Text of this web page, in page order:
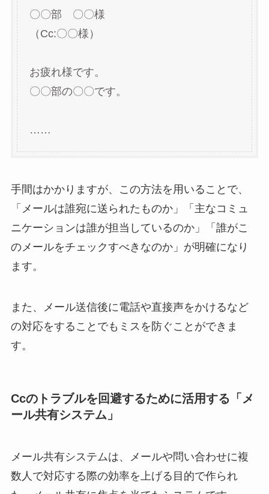
〇〇部 〇〇様
（Cc:〇〇様）
お疲れ様です。
〇〇部の〇〇です。
……
手間はかかりますが、この方法を用いることで、
「メールは誰宛に送られたものか」「主なコミュ
ニケーションは誰が担当しているのか」「誰がこ
のメールをチェックすべきなのか」が明確になり
ます。
また、メール送信後に電話や直接声をかけるなど
の対応をすることでもミスを防ぐことができま
す。
Ccのトラブルを回避するために活用する「メ
ール共有システム」
メール共有システムは、メールや問い合わせに複
数人で対応する際の効率を上げる目的で作られ